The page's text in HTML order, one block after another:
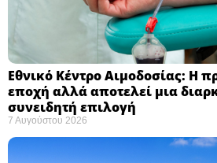
Εθνικό Κέντρο Αιμοδοσίας: H
εποχή αλλά αποτελεί μια
συνειδητή επιλογή ​
7 Αυγούστου 2026